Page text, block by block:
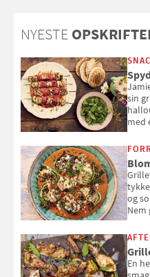
NYESTE
sin
med
og
Nem
En